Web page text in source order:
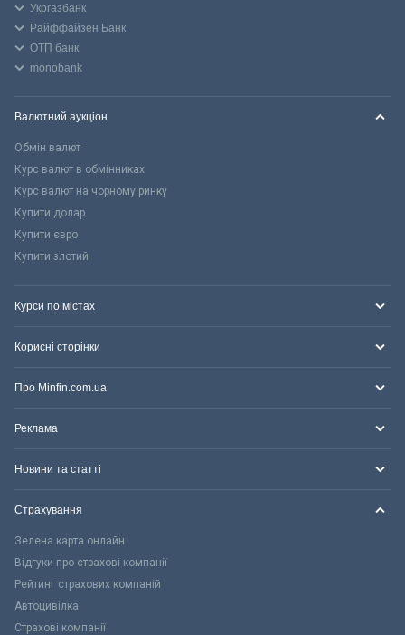
Укргазбанк
Райффайзен Банк
ОТП банк
monobank
Валютний аукціон
Обмін валют
Курс валют в обмінниках
Курс валют на чорному ринку
Купити долар
Купити євро
Купити злотий
Курси по містах
Корисні сторінки
Про Minfin.com.ua
Реклама
Новини та статті
Страхування
Зелена карта онлайн
Відгуки про страхові компанії
Рейтинг страхових компаній
Автоцивілка
Страхові компанії